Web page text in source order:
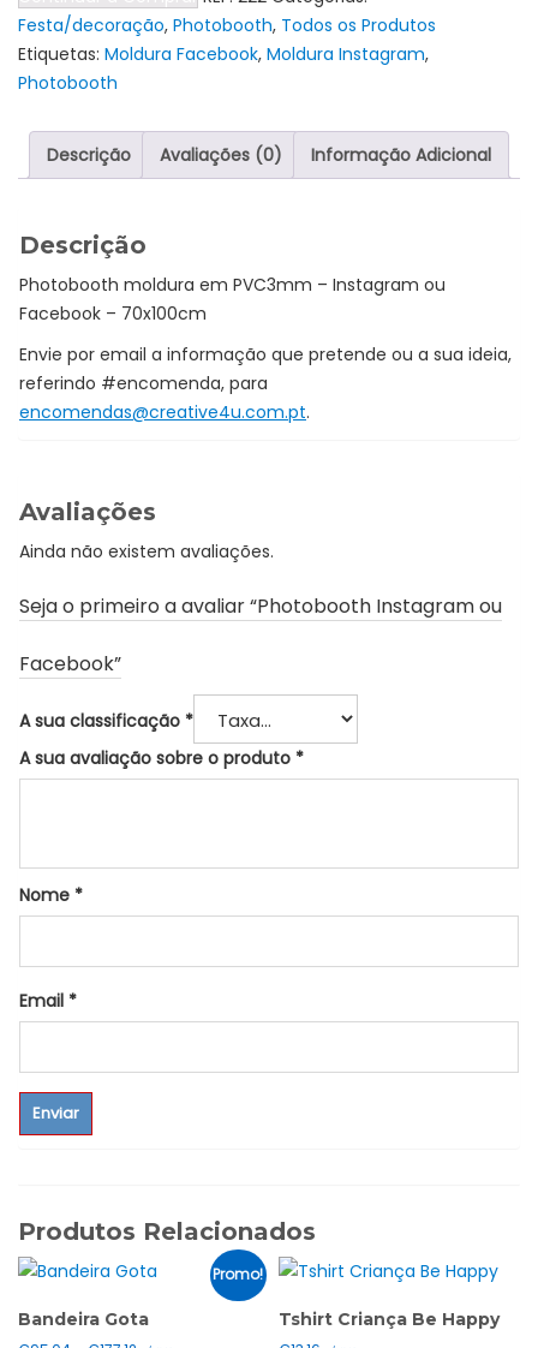
ou
Facebook
Festa/decoração, Photobooth, Todos os Produtos
Etiquetas: Moldura Facebook, Moldura Instagram,
Photobooth
Descrição Avaliações (0) Informação Adicional
Descrição
Photobooth moldura em PVC3mm – Instagram ou
Facebook – 70x100cm
Envie por email a informação que pretende ou a sua ideia,
referindo #encomenda, para
encomendas@creative4u.com.pt.
Avaliações
Ainda não existem avaliações.
Seja o primeiro a avaliar “Photobooth Instagram ou
Facebook”
A sua classificação *
A sua avaliação sobre o produto *
Nome *
Email *
Produtos Relacionados
Promo!
Bandeira Gota Tshirt Criança Be Happy